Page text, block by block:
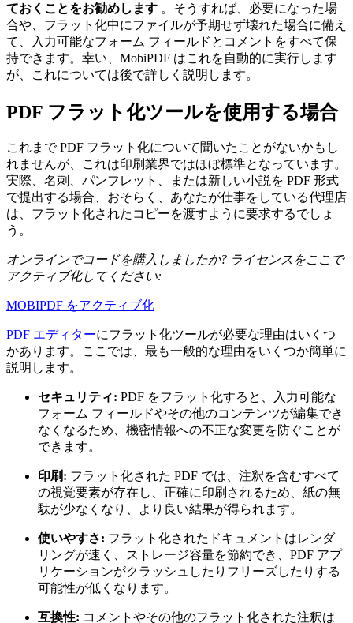
ておくことをお勧めします 。そうすれば、必要になった場
合や、フラット化中にファイルが予期せず壊れた場合に備え
て、入力可能なフォーム フィールドとコメントをすべて保
持できます。幸い、MobiPDF はこれを自動的に実行します
が、これについては後で詳しく説明します。
PDF フラット化ツールを使用する場合
これまで PDF フラット化について聞いたことがないかもし
れませんが、これは印刷業界ではほぼ標準となっています。
実際、名刺、パンフレット、または新しい小説を PDF 形式
で提出する場合、おそらく、あなたが仕事をしている代理店
は、フラット化されたコピーを渡すように要求するでしょ
う。
オンラインでコードを購入しましたか? ライセンスをここで
アクティブ化してください:
MOBIPDF をアクティブ化
PDF エディターにフラット化ツールが必要な理由はいくつ
かあります。ここでは、最も一般的な理由をいくつか簡単に
説明します。
セキュリティ: PDF をフラット化すると、入力可能な
フォーム フィールドやその他のコンテンツが編集でき
なくなるため、機密情報への不正な変更を防ぐことが
できます。
印刷: フラット化された PDF では、注釈を含むすべて
の視覚要素が存在し、正確に印刷されるため、紙の無
駄が少なくなり、より良い結果が得られます。
使いやすさ: フラット化されたドキュメントはレンダ
リングが速く、ストレージ容量を節約でき、PDF アプ
リケーションがクラッシュしたりフリーズしたりする
可能性が低くなります。
互換性: コメントやその他のフラット化された注釈は